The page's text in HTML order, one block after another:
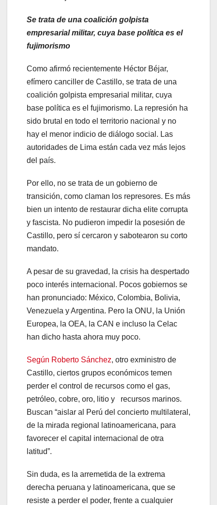
Se trata de una coalición golpista
empresarial militar, cuya base política es el
fujimorismo
Como afirmó recientemente Héctor Béjar,
efímero canciller de Castillo, se trata de una
coalición golpista empresarial militar, cuya
base política es el fujimorismo. La represión ha
sido brutal en todo el territorio nacional y no
hay el menor indicio de diálogo social. Las
autoridades de Lima están cada vez más lejos
del país.
Por ello, no se trata de un gobierno de
transición, como claman los represores. Es más
bien un intento de restaurar dicha elite corrupta
y fascista. No pudieron impedir la posesión de
Castillo, pero sí cercaron y sabotearon su corto
mandato.
A pesar de su gravedad, la crisis ha despertado
poco interés internacional. Pocos gobiernos se
han pronunciado: México, Colombia, Bolivia,
Venezuela y Argentina. Pero la ONU, la Unión
Europea, la OEA, la CAN e incluso la Celac
han dicho hasta ahora muy poco.
Según Roberto Sánchez, otro exministro de
Castillo, ciertos grupos económicos temen
perder el control de recursos como el gas,
petróleo, cobre, oro, litio y recursos marinos.
Buscan “aislar al Perú del concierto multilateral,
de la mirada regional latinoamericana, para
favorecer el capital internacional de otra
latitud”.
Sin duda, es la arremetida de la extrema
derecha peruana y latinoamericana, que se
resiste a perder el poder, frente a cualquier